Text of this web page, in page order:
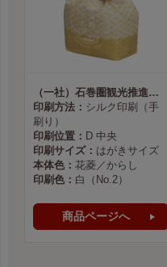
（一社）石巻圏観光推進機構様
印刷方法： シルク印刷（手
刷り）
印刷位置： D 中央
印刷サイズ： はがきサイズ
本体色： 花菱／からし
印刷色： 白（No.2）
商品ページへ